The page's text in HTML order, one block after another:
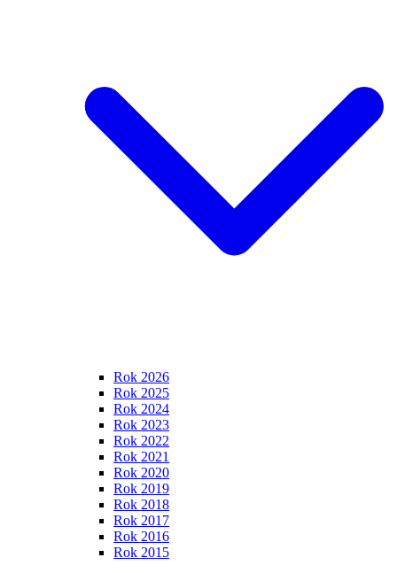
Rok 2026
Rok 2025
Rok 2024
Rok 2023
Rok 2022
Rok 2021
Rok 2020
Rok 2019
Rok 2018
Rok 2017
Rok 2016
Rok 2015